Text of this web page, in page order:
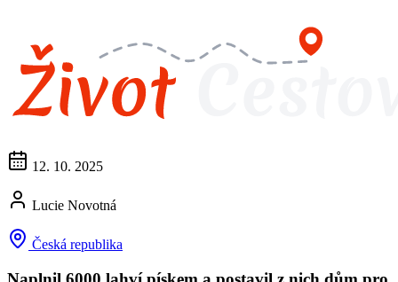
12. 10. 2025
Lucie Novotná
Česká republika